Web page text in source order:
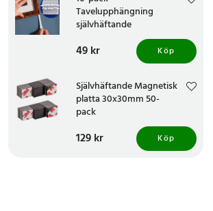
Tavelupphängning
självhäftande
Pris:49 kr
49 kr Köp
Självhäftande Magnetisk
platta 30x30mm 50-
pack
Pris :129 kr
129 kr Köp